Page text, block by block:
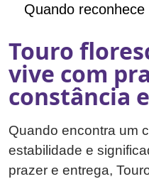
Quando
Touro
vive com
constância
Quando encontra um
estabilidade e
prazer e entrega,